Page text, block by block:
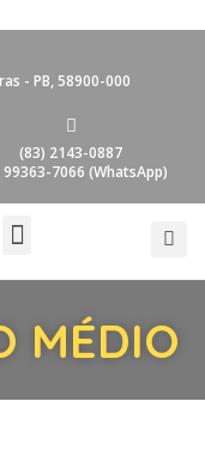
- PB, 58900-000
(83) 2143-0887
99363-7066 (WhatsApp)
MÉDIO